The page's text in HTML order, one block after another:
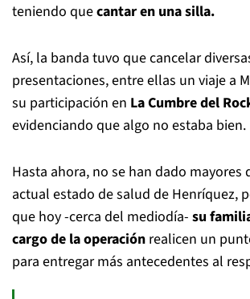
teniendo quecantar en una silla.
Así, la banda tuvo que cancelar
presentaciones, entre ellas un viaje a
su participación en La Cumbre del
evidenciando que algo no estaba bien.
Hasta ahora, no se han dado mayores
actual estado de salud de Henríquez,
que hoy -cerca del mediodía- su
cargo de la operación realicen un
para entregar más antecedentes al